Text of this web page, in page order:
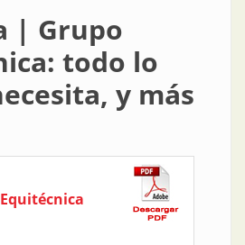
| Grupo
todo lo
y más